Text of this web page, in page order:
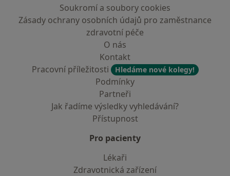
Soukromí a soubory cookies
Zásady ochrany osobních údajů pro zaměstnance
zdravotní péče
O nás
Kontakt
Pracovní příležitosti
Hledáme nové kolegy!
Podmínky
Partneři
Jak řadíme výsledky vyhledávání?
Přístupnost
Pro pacienty
Lékaři
Zdravotnická zařízení